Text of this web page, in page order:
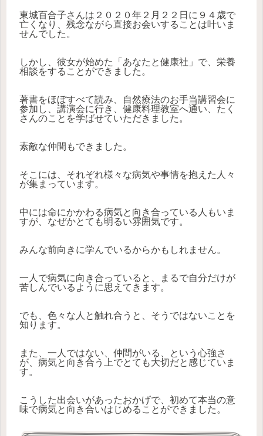
東城百合子さんは２０２０年２月２２日に９４歳で
亡くなり、残念ながら直接お会いすることは叶いま
せんでした。
しかし、彼女が始めた「あなたと健康社」で、栄養
相談をすることができました。
著書をほぼすべて読み、自然療法のお手当講習会に
参加し、講演会に行き、健康料理教室へ通い、たく
さんのことを学ばせていただきました。
素敵な仲間もできました。
そこには、それぞれ様々な病気や事情を抱えた人々
が集まっています。
中には命にかかわる病気と向き合っている人もいま
すが、なぜかとても明るい雰囲気です。
みんな前向きに学んでいるからかもしれません。
一人で病気に向き合っていると、まるで自分だけが
苦しんでいるように思えてきます。
でも、色々な人と触れ合うと、そうではないことを
知ります。
また、一人ではない、仲間がいる、という心強さ
が、病気と向き合う上でとても大切だと感じていま
す。
こうした出会いがあったおかげで、初めて本当の意
味で病気と向き合いはじめることができました。